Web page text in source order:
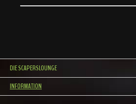
DIE SCAPERSLOUNGE
INFORMATION